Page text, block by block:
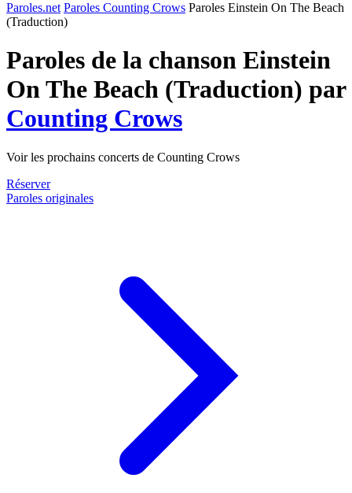
Paroles.net Paroles Counting Crows Paroles Einstein On The Beach
(Traduction)
Paroles de la chanson Einstein
On The Beach (Traduction) par
Counting Crows
Voir les prochains concerts de Counting Crows
Réserver
Paroles originales